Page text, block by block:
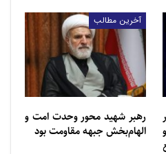
یهودیان و معرفی آنان به
تمرکز شده است.
آخرین مطالب
رهبر شهید محور وحدت امت و
الهام‌بخش جبهه مقاومت بود